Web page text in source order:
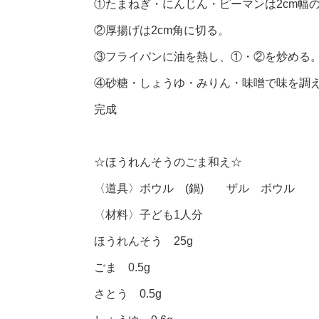
①たまねぎ・にんじん・ピーマンは2cm幅の
②厚揚げは2cm角に切る。
③フライパンに油を熱し、①・②を炒める。
④砂糖・しょうゆ・みりん・味噌で味を調え
完成
☆ほうれんそうのごま和え☆
〈道具〉ボウル (鍋) ザル ボウル
〈材料〉子ども1人分
ほうれんそう 25g
ごま 0.5g
さとう 0.5g